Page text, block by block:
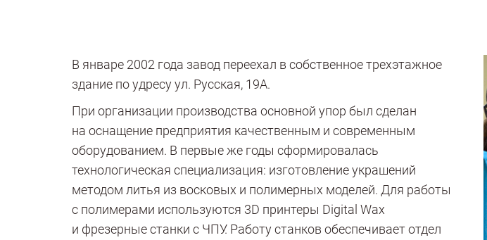
В январе 2002 года завод переехал в собственное трехэтажное
здание по удресу ул. Русская, 19А.
При организации производства основной упор был сделан
на оснащение предприятия качественным и современным
оборудованием. В первые же годы сформировалась
технологическая специализация: изготовление украшений
методом литья из восковых и полимерных моделей. Для работы
с полимерами используются 3D принтеры Digital Wax
и фрезерные станки с ЧПУ. Работу станков обеспечивает отдел